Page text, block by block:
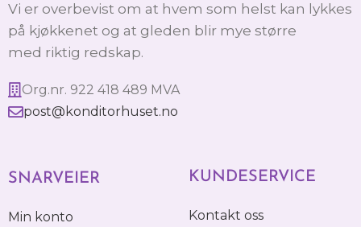
Vi er overbevist om at hvem som helst kan lykkes
på kjøkkenet og at gleden blir mye større
med riktig redskap.
Org.nr. 922 418 489 MVA
post@konditorhuset.no
SNARVEIER
Min konto
KUNDESERVICE
Kontakt oss